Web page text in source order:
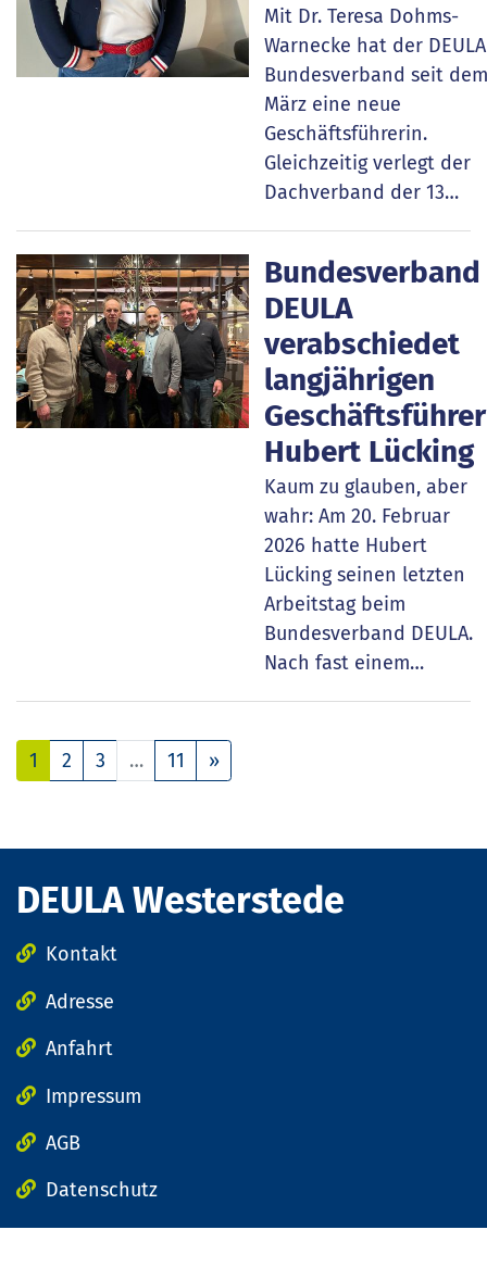
Mit Dr. Teresa Dohms-
Warnecke hat der
Bundesverband seit
März eine neue
Geschäftsführerin.
Gleichzeitig verlegt der
Dachverband der 13…
Bundesverband
DEULA
verabschiedet
langjährigen
Geschäftsführer
Hubert Lücking
Kaum zu glauben, aber
wahr: Am 20. Februar
2026 hatte Hubert
Lücking seinen letzten
Arbeitstag beim
Bundesverband DEULA.
Nach fast einem…
1 2 3 … 11 »Nächste
DEULA Westerstede
Kontakt
Adresse
Anfahrt
Impressum
AGB
Datenschutz